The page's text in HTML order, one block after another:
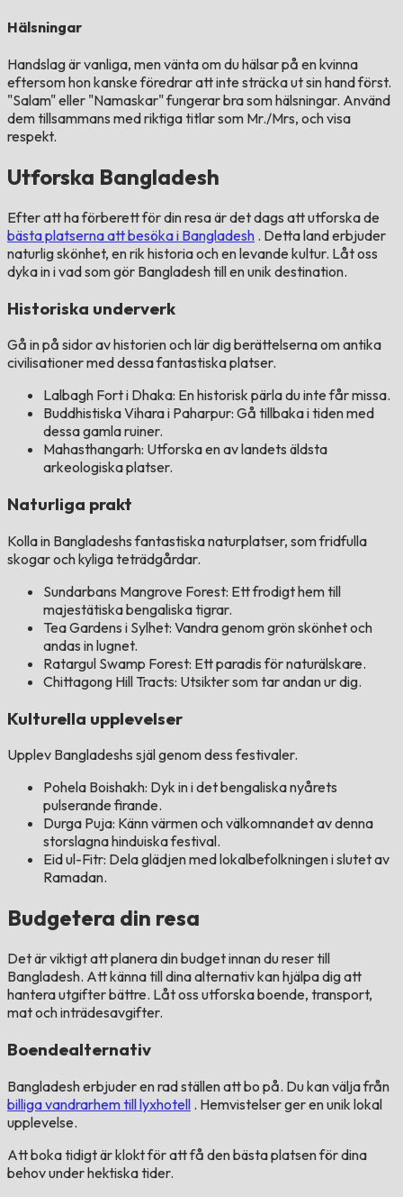
Hälsningar
Handslag är vanliga, men vänta om du hälsar på en kvinna
eftersom hon kanske föredrar att inte sträcka ut sin hand först.
"Salam" eller "Namaskar" fungerar bra som hälsningar. Använd
dem tillsammans med riktiga titlar som Mr./Mrs, och visa
respekt.
Utforska Bangladesh
Efter att ha förberett för din resa är det dags att utforska de
bästa platserna att besöka i Bangladesh . Detta land erbjuder
naturlig skönhet, en rik historia och en levande kultur. Låt oss
dyka in i vad som gör Bangladesh till en unik destination.
Historiska underverk
Gå in på sidor av historien och lär dig berättelserna om antika
civilisationer med dessa fantastiska platser.
Lalbagh Fort i Dhaka: En historisk pärla du inte får missa.
Buddhistiska Vihara i Paharpur: Gå tillbaka i tiden med
dessa gamla ruiner.
Mahasthangarh: Utforska en av landets äldsta
arkeologiska platser.
Naturliga prakt
Kolla in Bangladeshs fantastiska naturplatser, som fridfulla
skogar och kyliga teträdgårdar.
Sundarbans Mangrove Forest: Ett frodigt hem till
majestätiska bengaliska tigrar.
Tea Gardens i Sylhet: Vandra genom grön skönhet och
andas in lugnet.
Ratargul Swamp Forest: Ett paradis för naturälskare.
Chittagong Hill Tracts: Utsikter som tar andan ur dig.
Kulturella upplevelser
Upplev Bangladeshs själ genom dess festivaler.
Pohela Boishakh: Dyk in i det bengaliska nyårets
pulserande firande.
Durga Puja: Känn värmen och välkomnandet av denna
storslagna hinduiska festival.
Eid ul-Fitr: Dela glädjen med lokalbefolkningen i slutet av
Ramadan.
Budgetera din resa
Det är viktigt att planera din budget innan du reser till
Bangladesh. Att känna till dina alternativ kan hjälpa dig att
hantera utgifter bättre. Låt oss utforska boende, transport,
mat och inträdesavgifter.
Boendealternativ
Bangladesh erbjuder en rad ställen att bo på. Du kan välja från
billiga vandrarhem till lyxhotell . Hemvistelser ger en unik lokal
upplevelse.
Att boka tidigt är klokt för att få den bästa platsen för dina
behov under hektiska tider.